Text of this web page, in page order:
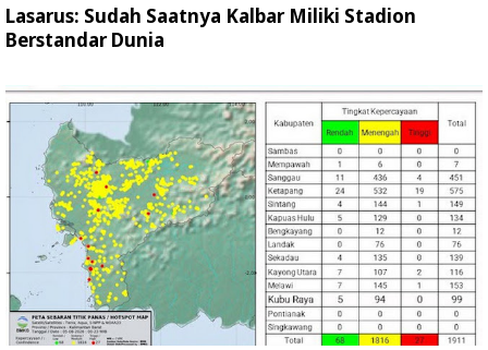
Lasarus: Sudah Saatnya Kalbar Miliki Stadion
Berstandar Dunia